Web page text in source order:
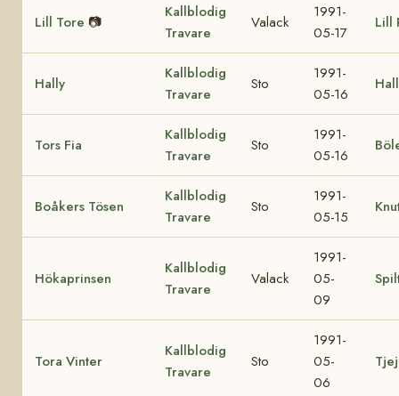
Lill Tore 📷
Kallblodig
Travare
Valack
1991-
05-17
Lill
Hally
Kallblodig
Travare
Sto
1991-
05-16
Tors Fia
Kallblodig
Travare
Sto
1991-
05-16
Boåkers Tösen
Kallblodig
Travare
Sto
1991-
05-15
Hökaprinsen
Kallblodig
Travare
Valack
1991-
05-
09
Tora Vinter
Kallblodig
Travare
Sto
1991-
05-
06